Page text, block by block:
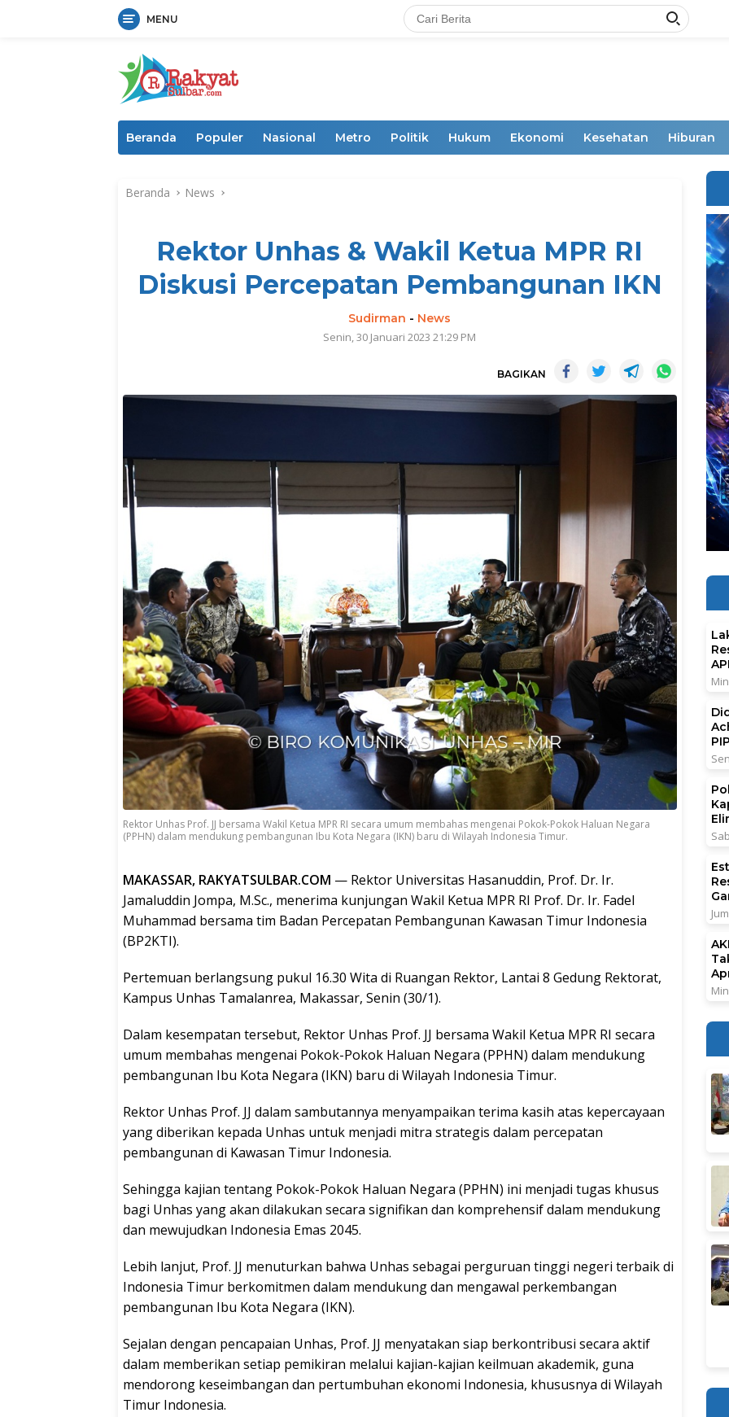
MENU
Beranda Populer Nasional Metro Politik Hukum Ekonomi Kesehatan Hiburan
Beranda News
Rektor Unhas & Wakil Ketua MPR RI
Diskusi Percepatan Pembangunan IKN
Sudirman - News
Senin, 30 Januari 2023 21:29 PM
BAGIKAN
Rektor Unhas Prof. JJ bersama Wakil Ketua MPR RI secara umum membahas mengenai Pokok-Pokok Haluan Negara
(PPHN) dalam mendukung pembangunan Ibu Kota Negara (IKN) baru di Wilayah Indonesia Timur.
MAKASSAR, RAKYATSULBAR.COM — Rektor Universitas Hasanuddin, Prof. Dr. Ir.
Jamaluddin Jompa, M.Sc., menerima kunjungan Wakil Ketua MPR RI Prof. Dr. Ir. Fadel
Muhammad bersama tim Badan Percepatan Pembangunan Kawasan Timur Indonesia
(BP2KTI).
Pertemuan berlangsung pukul 16.30 Wita di Ruangan Rektor, Lantai 8 Gedung Rektorat,
Kampus Unhas Tamalanrea, Makassar, Senin (30/1).
Dalam kesempatan tersebut, Rektor Unhas Prof. JJ bersama Wakil Ketua MPR RI secara
umum membahas mengenai Pokok-Pokok Haluan Negara (PPHN) dalam mendukung
pembangunan Ibu Kota Negara (IKN) baru di Wilayah Indonesia Timur.
Rektor Unhas Prof. JJ dalam sambutannya menyampaikan terima kasih atas kepercayaan
yang diberikan kepada Unhas untuk menjadi mitra strategis dalam percepatan
pembangunan di Kawasan Timur Indonesia.
Sehingga kajian tentang Pokok-Pokok Haluan Negara (PPHN) ini menjadi tugas khusus
bagi Unhas yang akan dilakukan secara signifikan dan komprehensif dalam mendukung
dan mewujudkan Indonesia Emas 2045.
Lebih lanjut, Prof. JJ menuturkan bahwa Unhas sebagai perguruan tinggi negeri terbaik di
Indonesia Timur berkomitmen dalam mendukung dan mengawal perkembangan
pembangunan Ibu Kota Negara (IKN).
Sejalan dengan pencapaian Unhas, Prof. JJ menyatakan siap berkontribusi secara aktif
dalam memberikan setiap pemikiran melalui kajian-kajian keilmuan akademik, guna
mendorong keseimbangan dan pertumbuhan ekonomi Indonesia, khususnya di Wilayah
Timur Indonesia.